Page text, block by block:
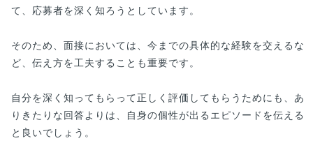
て、応募者を深く知ろうとしています。
そのため、面接においては、今までの具体的な経験を交えるな
ど、伝え方を工夫することも重要です。
自分を深く知ってもらって正しく評価してもらうためにも、あ
りきたりな回答よりは、自身の個性が出るエピソードを伝える
と良いでしょう。